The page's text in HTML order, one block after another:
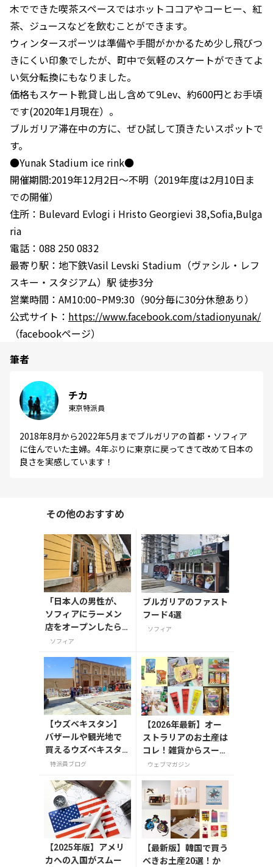
木でできた喫茶スペースではホットココアやコーヒー、紅
茶、ジュースなどを飲むことができます。
ウィンタースポーツは準備や手間がかかるため少し飛びつ
きにくい印象でしたが、町中で気軽のスケートができてよ
い気分転換にもなりました。
価格もスケート靴貸し出し含めて9Lev、約600円とお手頃
です(2020年1月現在）。
ブルガリア滞在中の方に、ぜひ試して頂きたいスポットで
す。
●Yunak Stadium ice rink●
開催期間:2019年12月2日〜不明（2019年度は2月10日ま
での開催）
住所：Bulevard Evlogi i Hristo Georgievi 38,Sofia,Bulga
ria
電話：088 250 0832
最寄り駅：地下鉄Vasil Levski Stadium（ヴァシル・レフ
スキー・スタジアム）駅 徒歩3分
営業時間：AM10:00~PM9:30（90分毎に30分休憩あり）
公式サイト： https://www.facebook.com/stadionyunak/
（facebookページ）
筆者
チカ
東京特派員
2018年8月から2022年5月までブルガリアの首都・ソフィア
に住んでいた主婦。4年ぶりに東京に戻ってきて改めて日本の
良さを実感しています！
その他のおすすめ
「日本人の男性が、
ソフィアにラーメン
店をオープンしたら
しい！」
ソフィア
ブルガリアのファスト
フード4選
ソフィア
【ウズベキスタン】
バザールや観光地で
買えるウズベキスタ
ンのお土産
特派員ブログ
【2026年最新】オー
ストラリアのお土産は
コレ！雑貨からスーパ
ーでも買えるグルメま
ウェブマガジン
【2025年版】アメリ
カへの入国がスムー
【最新版】韓国で買う
べきお土産20選！か